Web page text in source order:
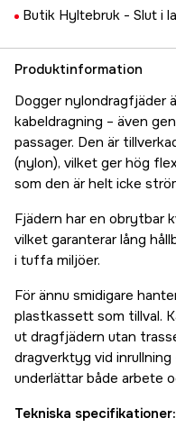
Butik Hyltebruk - Slut i
Produktinformation
Dogger
kabeldragning – även
passager. Den är
(nylon), vilket ger hög
som den är helt icke
Fjädern har en obrytbar
vilket garanterar lång
i tuffa miljöer.
För ännu smidigare
plastkassett som tillval.
ut dragfjädern utan
dragverktyg vid
underlättar både arbete
Tekniska specifikationer: